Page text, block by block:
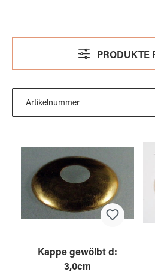
PRODUKTE
Kappe gewölbt d:
3,0cm